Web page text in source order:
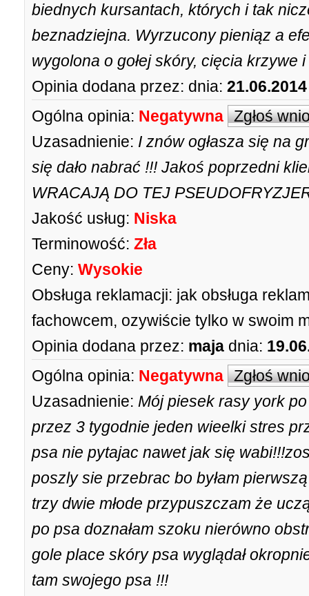
biednych kursantach, których i tak
beznadziejna. Wyrzucony pieniąz a
wygolona o gołej skóry, cięcia krzywe
Opinia dodana przez: dnia:
Ogólna opinia: Negatywna Zgłoś
Uzasadnienie: I znów ogłasza się na
się dało nabrać !!! Jakoś poprzedni
WRACAJĄ DO TEJ
Jakość usług: Niska
Terminowość: Zła
Ceny: Wysokie
Obsługa reklamacji: jak obsługa
fachowcem, ozywiście tylko w swoim
Opinia dodana przez: maja dnia:
Ogólna opinia: Negatywna Zgłoś
Uzasadnienie: Mój piesek rasy york
przez 3 tygodnie jeden wieelki stres
psa nie pytajac nawet jak się
poszly sie przebrac bo byłam
trzy dwie młode przypuszczam że
po psa doznałam szoku nierówno
gole place skóry psa wyglądał
tam swojego psa !!!